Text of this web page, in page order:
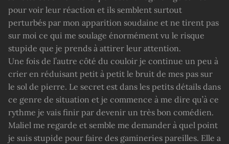
pour voir leur réaction et ils semblent surtout
perturbés par mon apparition soudaine et ne tirent pas
sur moi ce qui me soulage énormément vu le risque
stupide que je prends à attirer leur attention.
Une fois de l’autre côté du couloir je continue un peu à
crier en réduisant petit à petit le bruit de mes pas sur
le sol de pierre. Le secret est dans les petits détails dans
ce genre de situation et je commence à me dire qu’à ce
rythme je vais finir par devenir un très bon comédien.
Maliel me regarde et semble me demander à quel point
je suis stupide pour faire des gamineries pareilles. Elle a